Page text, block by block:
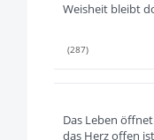
Weisheit bleibt
(287)
Das Leben
das Herz offen